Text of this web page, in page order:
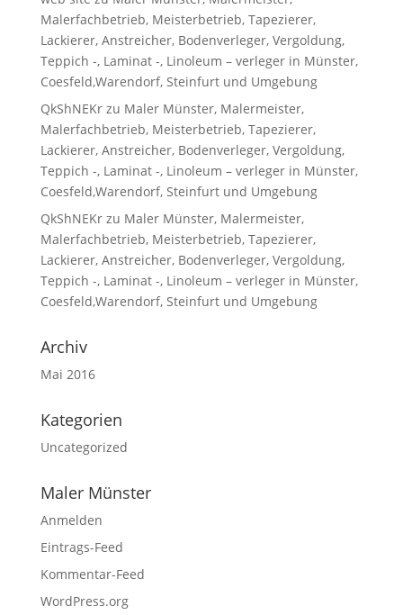
Malerfachbetrieb, Meisterbetrieb, Tapezierer,
Lackierer, Anstreicher, Bodenverleger, Vergoldung,
Teppich -, Laminat -, Linoleum – verleger in Münster,
Coesfeld,Warendorf, Steinfurt und Umgebung
QkShNEKrzu Maler Münster, Malermeister,
Malerfachbetrieb, Meisterbetrieb, Tapezierer,
Lackierer, Anstreicher, Bodenverleger, Vergoldung,
Teppich -, Laminat -, Linoleum – verleger in Münster,
Coesfeld,Warendorf, Steinfurt und Umgebung
QkShNEKrzu Maler Münster, Malermeister,
Malerfachbetrieb, Meisterbetrieb, Tapezierer,
Lackierer, Anstreicher, Bodenverleger, Vergoldung,
Teppich -, Laminat -, Linoleum – verleger in Münster,
Coesfeld,Warendorf, Steinfurt und Umgebung
Archiv
Mai 2016
Kategorien
Uncategorized
Maler Münster
Anmelden
Eintrags-Feed
Kommentar-Feed
WordPress.org